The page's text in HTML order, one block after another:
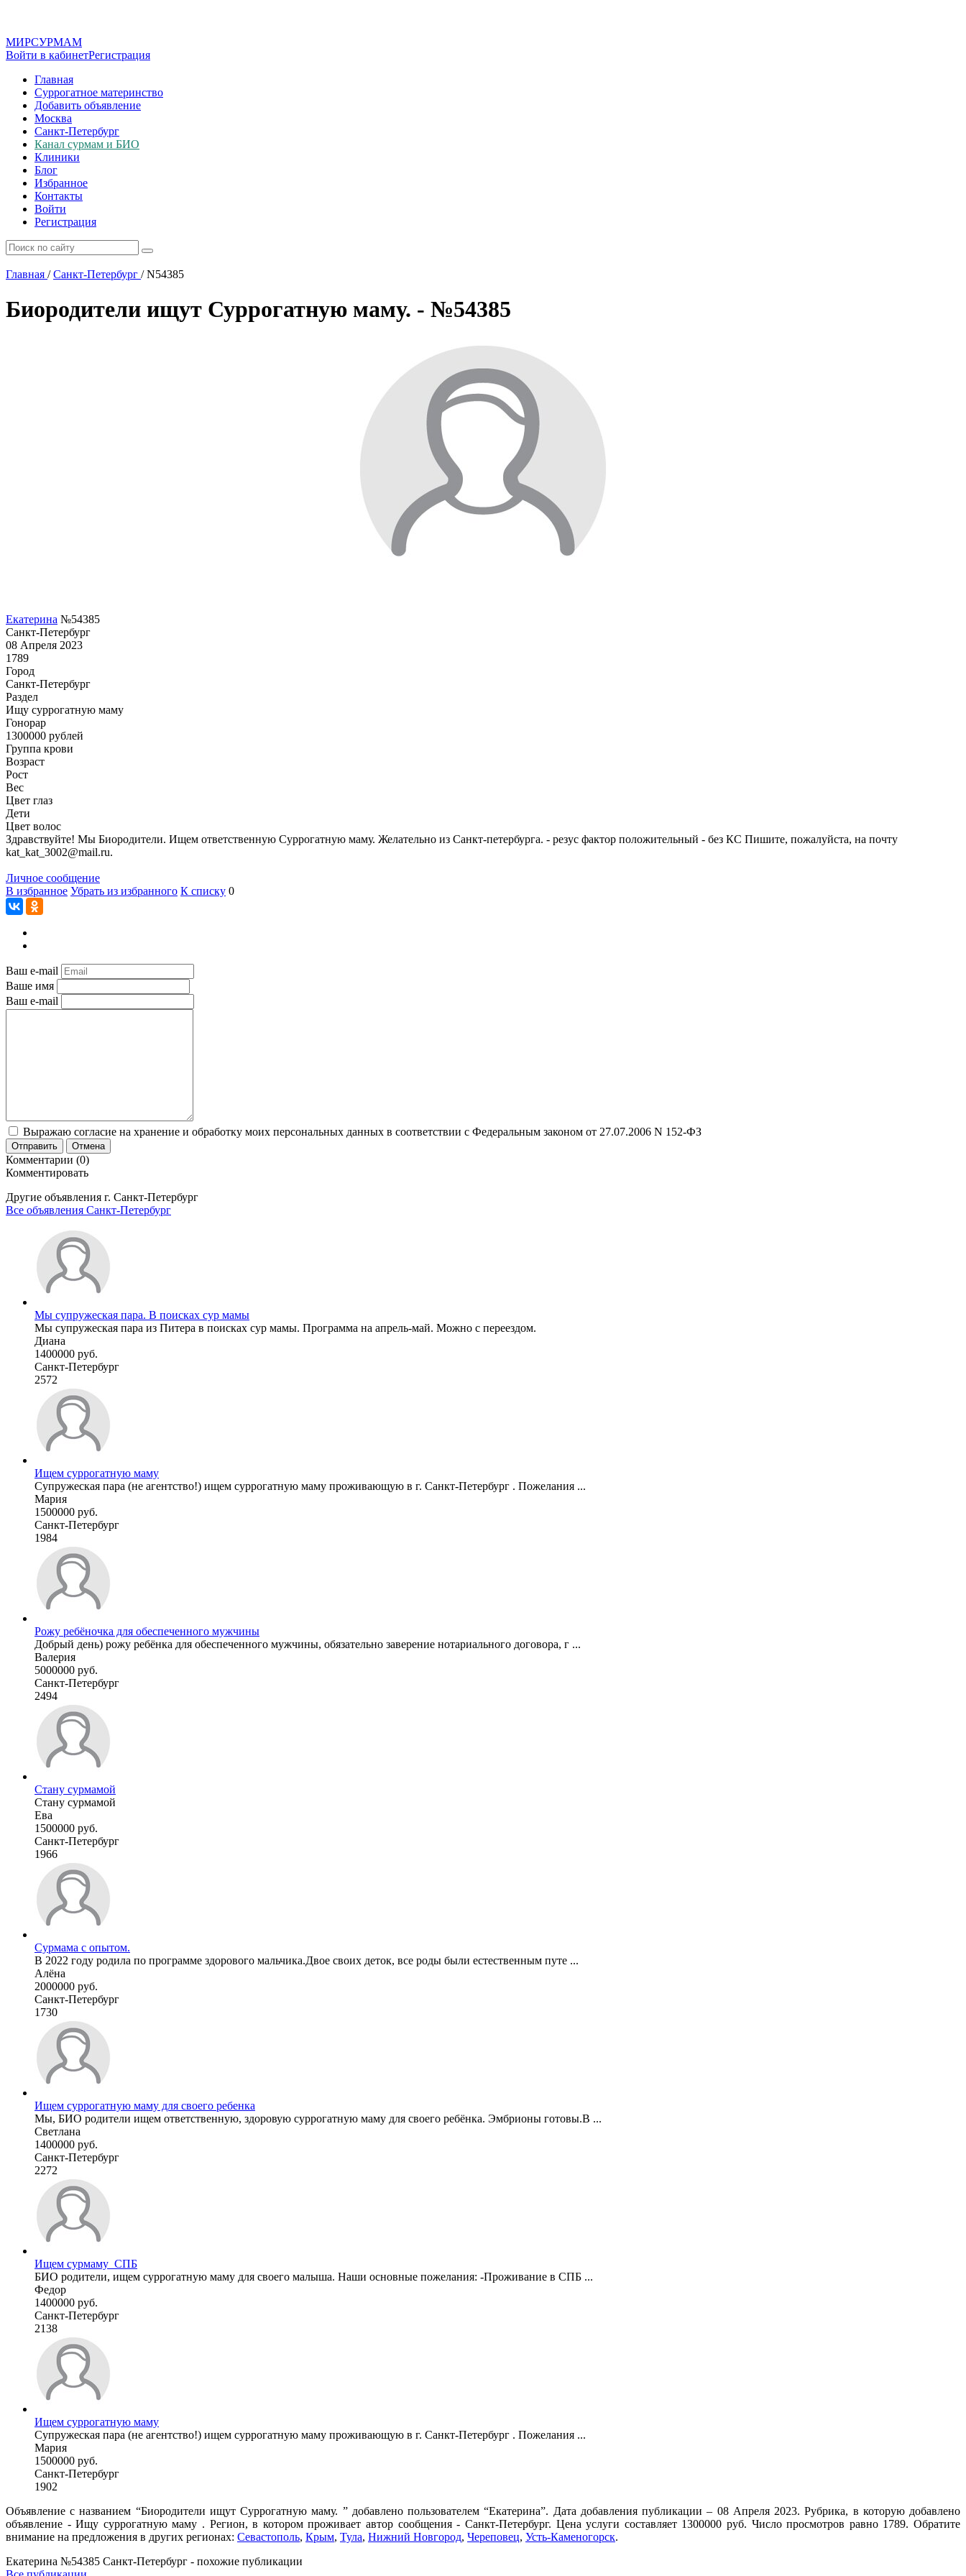
МИРСУРМАМ
Войти в кабинетРегистрация
Главная
Суррогатное материнство
Добавить объявление
Москва
Санкт-Петербург
Канал сурмам и БИО
Клиники
Блог
Избранное
Контакты
Войти
Регистрация
Главная / Санкт-Петербург /N54385
Биородители ищут Суррогатную маму. - №54385
Екатерина №54385
Санкт-Петербург
08 Апреля 2023
1789
Город
Санкт-Петербург
Раздел
Ищу суррогатную маму
Гонoрар
1300000 рублей
Группа крови
Возраст
Рост
Вес
Цвет глаз
Дети
Цвет волос
Здравствуйте! Мы Биородители. Ищем ответственную Суррогатную маму. Желательно из Санкт-петербурга. - резус фактор положительный - без КС Пишите, пожалуйста, на почту
kat_kat_3002@mail.ru.
Личное сообщение
В избранное Убрать из избранного К списку 0
Ваш e-mail
Ваше имя
Ваш e-mail
Выражаю согласие на хранение и обработку моих персональных данных в соответствии с Федеральным законом от 27.07.2006 N 152-ФЗ
Отправить Отмена
Комментарии (0)
Комментировать
Другие объявления г. Санкт-Петербург
Все объявления Санкт-Петербург
Мы супружеская пара. В поисках сур мамы
Мы супружеская пара из Питера в поисках сур мамы. Программа на апрель-май. Можно с переездом.
Диана
1400000 руб.
Санкт-Петербург
2572
Ищем суррогатную маму
Супружеская пара (не агентство!) ищем суррогатную маму проживающую в г. Санкт-Петербург . Пожелания ...
Мария
1500000 руб.
Санкт-Петербург
1984
Рожу ребёночка для обеспеченного мужчины
Добрый день) рожу ребёнка для обеспеченного мужчины, обязательно заверение нотариального договора, г ...
Валерия
5000000 руб.
Санкт-Петербург
2494
Стану сурмамой
Стану сурмамой
Ева
1500000 руб.
Санкт-Петербург
1966
Сурмама с опытом.
В 2022 году родила по программе здорового мальчика.Двое своих деток, все роды были естественным путе ...
Алёна
2000000 руб.
Санкт-Петербург
1730
Ищем суррогатную маму для своего ребенка
Мы, БИО родители ищем ответственную, здоровую суррогатную маму для своего ребёнка. Эмбрионы готовы.В ...
Светлана
1400000 руб.
Санкт-Петербург
2272
Ищем сурмаму_СПБ
БИО родители, ищем суррогатную маму для своего малыша. Наши основные пожелания: -Проживание в СПБ ...
Федор
1400000 руб.
Санкт-Петербург
2138
Ищем суррогатную маму
Супружеская пара (не агентство!) ищем суррогатную маму проживающую в г. Санкт-Петербург . Пожелания ...
Мария
1500000 руб.
Санкт-Петербург
1902
Объявление с названием “Биородители ищут Суррогатную маму. ” добавлено пользователем “Екатерина”. Дата добавления публикации – 08 Апреля 2023. Рубрика, в которую добавлено
объявление - Ищу суррогатную маму . Регион, в котором проживает автор сообщения - Санкт-Петербург. Цена услуги составляет 1300000 руб. Число просмотров равно 1789. Обратите
внимание на предложения в других регионах: Севастополь, Крым, Тула, Нижний Новгород, Череповец, Усть-Каменогорск.
Екатерина №54385 Санкт-Петербург - похожие публикации